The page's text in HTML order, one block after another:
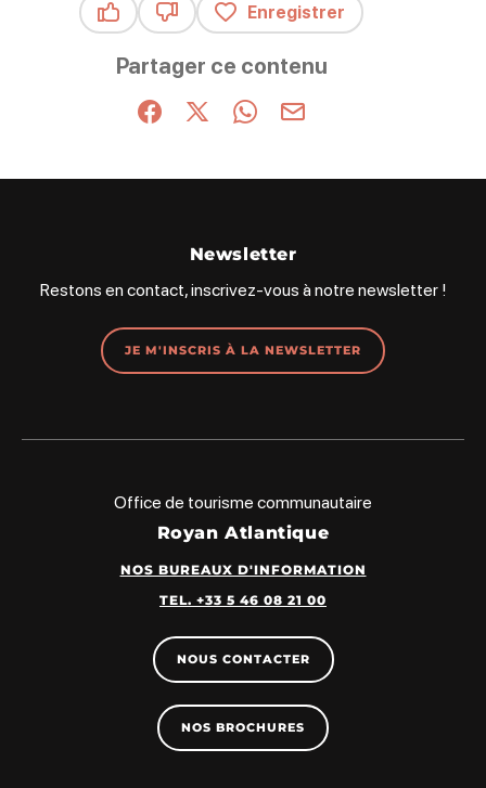
Enregistrer
Partager ce contenu
Partager sur Facebook (nouvelle fenêtre)
Partager sur X / Twitter (nouvelle
Partager sur WhatsApp
Partager par mail
Newsletter
Restons en contact, inscrivez-vous à notre newsletter !
JE M'INSCRIS À LA NEWSLETTER
Office de tourisme communautaire
Royan Atlantique
NOS BUREAUX D'INFORMATION
TEL. +33 5 46 08 21 00
NOUS CONTACTER
NOS BROCHURES